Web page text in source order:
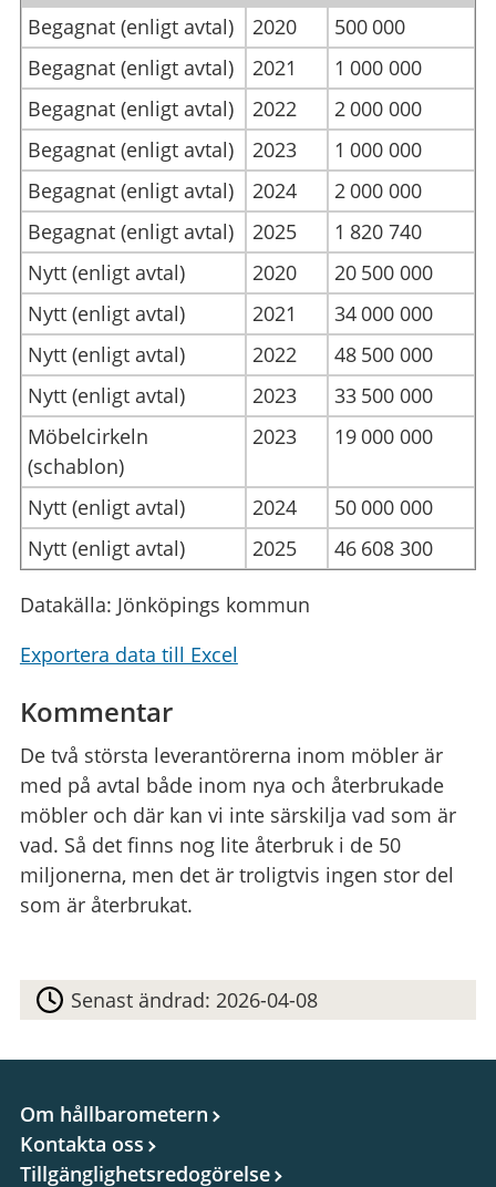
Begagnat (enligt avtal)
2020 500 000
Begagnat (enligt avtal)
2021 1 000 000
Begagnat (enligt avtal)
2022 2 000 000
Begagnat (enligt avtal)
2023 1 000 000
Begagnat (enligt avtal)
2024 2 000 000
Begagnat (enligt avtal)
2025 1 820 740
Nytt (enligt avtal)
2020 20 500 000
Nytt (enligt avtal)
2021 34 000 000
Nytt (enligt avtal)
2022 48 500 000
Nytt (enligt avtal)
2023 33 500 000
Möbelcirkeln
(schablon)
2023 19 000 000
Nytt (enligt avtal) 2024 50 000 000
Nytt (enligt avtal)
2025 46 608 300
Datakälla: Jönköpings kommun
Exportera data till Excel
Kommentar
De två största leverantörerna inom möbler är
med på avtal både inom nya och återbrukade
möbler och där kan vi inte särskilja vad som är
vad. Så det finns nog lite återbruk i de 50
miljonerna, men det är troligtvis ingen stor del
som är återbrukat.
Senast ändrad:2026-04-08
Om hållbarometern
Kontakta oss
Tillgänglighetsredogörelse